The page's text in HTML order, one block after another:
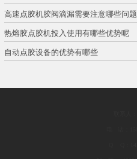
高速点胶机胶阀滴漏需要注意哪些问题
热熔胶点胶机投入使用有哪些优势呢
自动点胶设备的优势有哪些